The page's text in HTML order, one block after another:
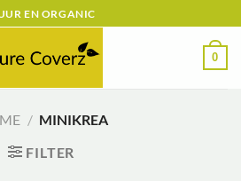
EN ORGANIC
0
/ MINIKREA
FILTER